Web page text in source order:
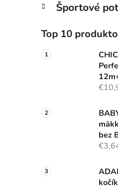
Športové
Top 10
bez